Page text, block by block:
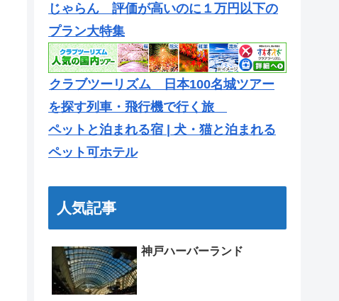
じゃらん 評価が高いのに１万円以下の
プラン大特集
クラブツーリズム 日本100名城ツアー
を探す列車・飛行機で行く旅
ペットと泊まれる宿 | 犬・猫と泊まれる
ペット可ホテル
人気記事
神戸ハーバーランド